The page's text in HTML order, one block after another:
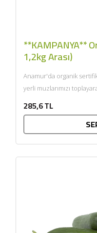
**KAMPANYA**
1,2kg Arası)
Anamur'da organik
yerli muzlarımızı
285,6 TL